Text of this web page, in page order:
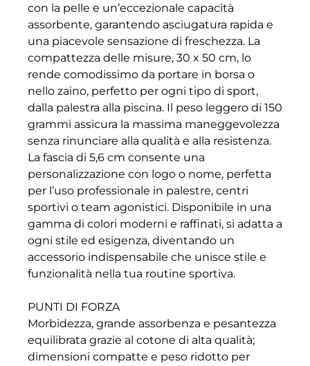
con la pelle e un’eccezionale capacità
assorbente, garantendo asciugatura rapida e
una piacevole sensazione di freschezza. La
compattezza delle misure, 30 x 50 cm, lo
rende comodissimo da portare in borsa o
nello zaino, perfetto per ogni tipo di sport,
dalla palestra alla piscina. Il peso leggero di 150
grammi assicura la massima maneggevolezza
senza rinunciare alla qualità e alla resistenza.
La fascia di 5,6 cm consente una
personalizzazione con logo o nome, perfetta
per l’uso professionale in palestre, centri
sportivi o team agonistici. Disponibile in una
gamma di colori moderni e raffinati, si adatta a
ogni stile ed esigenza, diventando un
accessorio indispensabile che unisce stile e
funzionalità nella tua routine sportiva.
PUNTI DI FORZA
Morbidezza, grande assorbenza e pesantezza
equilibrata grazie al cotone di alta qualità;
dimensioni compatte e peso ridotto per